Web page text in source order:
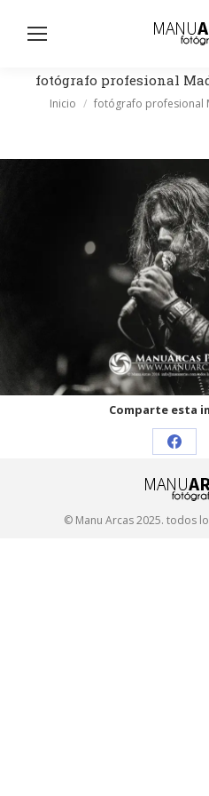
fotógrafo profesional
Estás aquí:
Inicio fotógrafo profesional
Comparte esta
Share
on
© Manu Arcas 2025. todos